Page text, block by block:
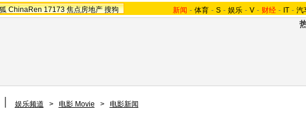
ChinaRen 17173 焦点房地产 搜狗 新闻 - 体育 - S - 娱乐 - V - 财经 - IT - 汽
娱乐频道 > 电影 Movie > 电影新闻